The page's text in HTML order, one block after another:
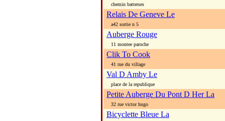
chemin batterses
Relais De Geneve Le
a42 sortie n 5
Auberge Rouge
11 montee paroche
Clik To Cook
41 rue du village
Val D Amby Le
place de la republique
Petite Auberge Du Pont D Her La
32 rue victor hugo
Bicyclette Bleue La